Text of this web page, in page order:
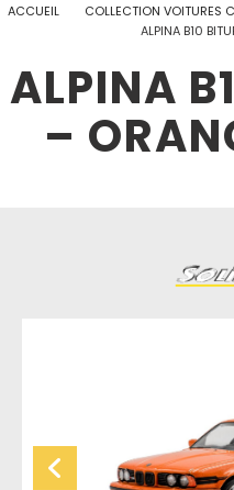
ACCUEIL COLLECTION VOITURES
ALPINA B10
ALPINA
–